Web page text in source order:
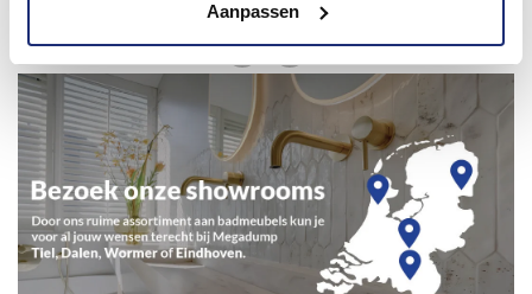
Aanpassen